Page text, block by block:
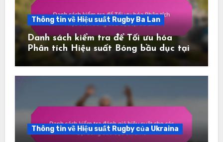
Thông tin về Hiệu suất Rugby Ba Lan
Danh sách kiểm tra để Tối ưu hóa
Phân tích Hiệu suất Bóng bầu dục tại
Ba Lan
Thông tin về Hiệu suất Rugby của Ukraina